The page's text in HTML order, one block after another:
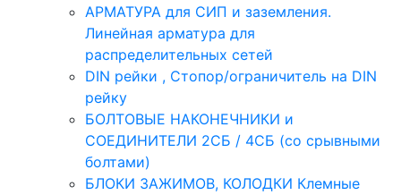
АРМАТУРА для СИП и заземления.
Линейная арматура для
распределительных сетей
DIN рейки , Стопор/ограничитель на DIN
рейку
БОЛТОВЫЕ НАКОНЕЧНИКИ и
СОЕДИНИТЕЛИ 2СБ / 4СБ (со срывными
болтами)
БЛОКИ ЗАЖИМОВ, КОЛОДКИ Клемные